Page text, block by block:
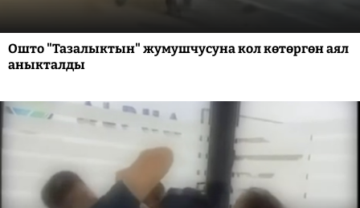
Ошто "Тазалыктын" жумушчусуна кол көтөргөн аял
аныкталды